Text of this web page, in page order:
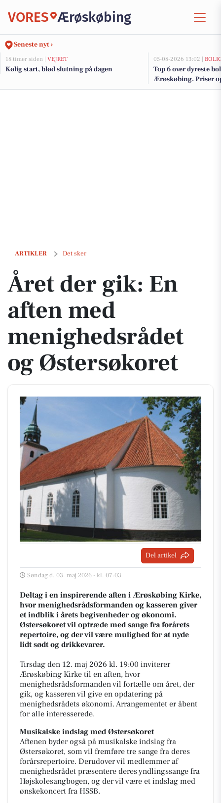
VORES Ærøskøbing
Seneste nyt ›
18 timer siden | VEJRET
Kølig start, blød slutning på dagen
05-08-2026 13:02 |
Top 6 over dyreste
Ærøskøbing. Priser
ARTIKLER Det sker
Året der gik: En aften med menighedsrådet og Østersøkoret
Året der gik: En
aften med
menighedsrådet
og Østersøkoret
Del artikel
Søndag d. 03. maj 2026 - kl. 07:03
Deltag i en inspirerende aften i Ærøskøbing Kirke,
hvor menighedsrådsformanden og kasseren giver
et indblik i årets begivenheder og økonomi.
Østersøkoret vil optræde med sange fra forårets
repertoire, og der vil være mulighed for at nyde
lidt sødt og drikkevarer.
Tirsdag den 12. maj 2026 kl. 19:00 inviterer
Ærøskøbing Kirke til en aften, hvor
menighedsrådsformanden vil fortælle om året, der
gik, og kasseren vil give en opdatering på
menighedsrådets økonomi. Arrangementet er åbent
for alle interesserede.
Musikalske indslag med Østersøkoret
Aftenen byder også på musikalske indslag fra
Østersøkoret, som vil fremføre tre sange fra deres
forårsrepertoire. Derudover vil medlemmer af
menighedsrådet præsentere deres yndlingssange fra
Højskolesangbogen, og der vil være et indslag med
ønskekoncert fra HSSB.